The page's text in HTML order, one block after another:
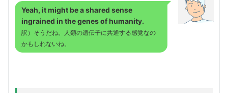
Yeah, it might be a shared sense
ingrained in the genes of humanity.
訳）そうだね。人類の遺伝子に共通する感覚なの
かもしれないね。